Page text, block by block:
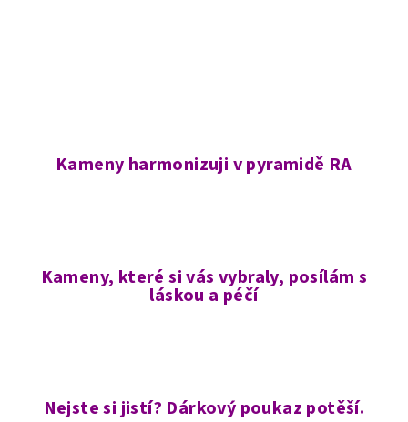
Kameny harmonizuji v pyramidě RA
Kameny, které si vás vybraly, posílám s
láskou a péčí
Nejste si jistí? Dárkový poukaz potěší.